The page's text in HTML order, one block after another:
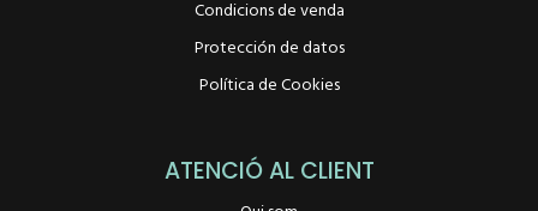
Condicions de venda
Protección de datos
Política de Cookies
ATENCIÓ AL CLIENT